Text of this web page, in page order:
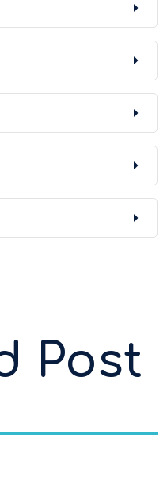
Post